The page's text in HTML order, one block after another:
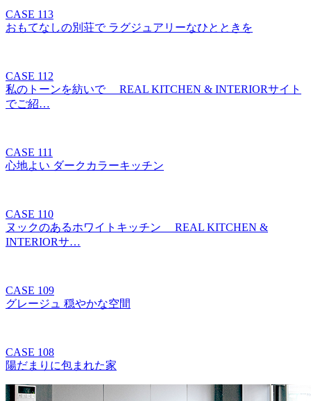
CASE 113
おもてなしの別荘で ラグジュアリーなひとときを
CASE 112
私のトーンを紡いで REAL KITCHEN & INTERIORサイト
でご紹…
CASE 111
心地よい ダークカラーキッチン
CASE 110
ヌックのあるホワイトキッチン REAL KITCHEN &
INTERIORサ…
CASE 109
グレージュ 穏やかな空間
CASE 108
陽だまりに包まれた家